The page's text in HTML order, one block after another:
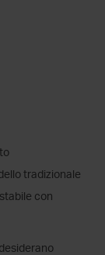
tradizionale
con